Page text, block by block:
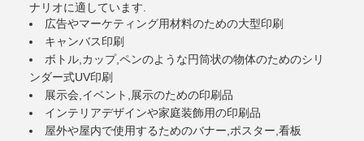
ナリオに適しています.
広告やマーケティング用材料のための大型印刷
キャンバス印刷
ボトル,カップ,ペンのような円筒状の物体のためのシリ
ンダー式UV印刷
展示会,イベント,展示のための印刷品
インテリアデザインや家庭装飾用の印刷品
屋外や屋内で使用するためのバナー,ポスター,看板